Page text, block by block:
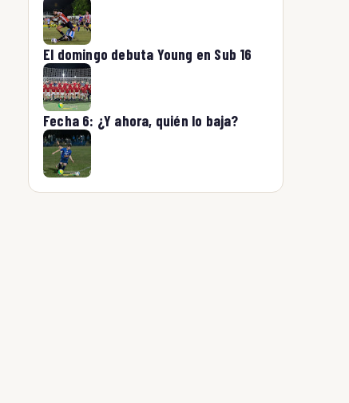
El domingo debuta Young en Sub 16
Fecha 6: ¿Y ahora, quién lo baja?